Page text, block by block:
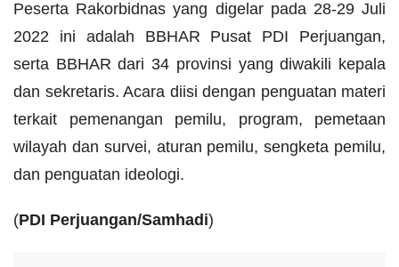
Peserta Rakorbidnas yang digelar pada 28-29 Juli
2022 ini adalah BBHAR Pusat PDI Perjuangan,
serta BBHAR dari 34 provinsi yang diwakili kepala
dan sekretaris. Acara diisi dengan penguatan materi
terkait pemenangan pemilu, program, pemetaan
wilayah dan survei, aturan pemilu, sengketa pemilu,
dan penguatan ideologi.
(PDI Perjuangan/Samhadi)